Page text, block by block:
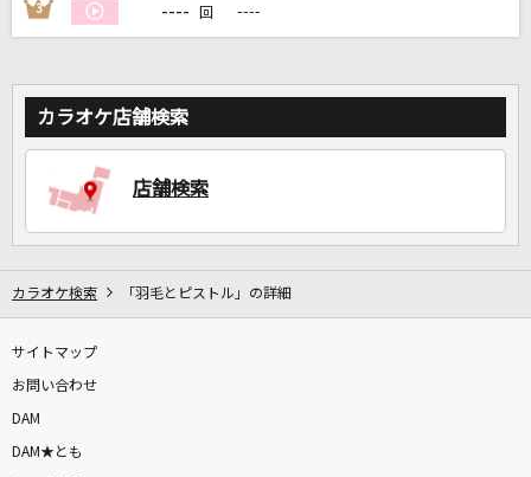
3 ---- 回 ----
カラオケ店舗検索
店舗検索
カラオケ検索 「羽毛とピストル」の詳細
サイトマップ
お問い合わせ
DAM
DAM★とも